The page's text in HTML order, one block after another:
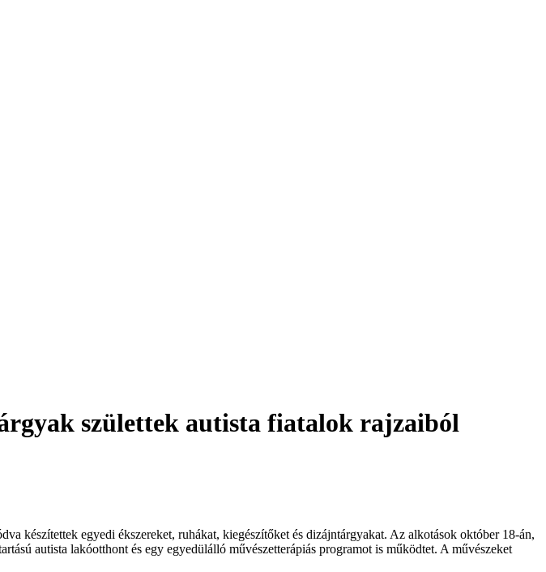
születtek autista fiatalok rajzaiból
készítettek egyedi ékszereket, ruhákat, kiegészítőket és dizájntárgyakat. Az alkotások október 18-án,
autista lakóotthont és egy egyedülálló művészetterápiás programot is működtet. A művészeket